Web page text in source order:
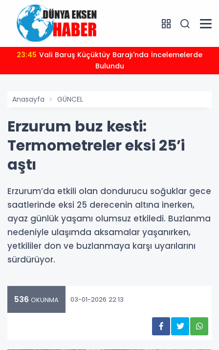
23:45
Bulundu
Anasayfa GÜNCEL
Erzurum buz kesti:
Termometreler eksi 25’i
aştı
Erzurum’da etkili olan dondurucu soğuklar gece
saatlerinde eksi 25 derecenin altına inerken,
ayaz günlük yaşamı olumsuz etkiledi. Buzlanma
nedeniyle ulaşımda aksamalar yaşanırken,
yetkililer don ve buzlanmaya karşı uyarılarını
sürdürüyor.
536 OKUNMA 03-01-2026 22:13